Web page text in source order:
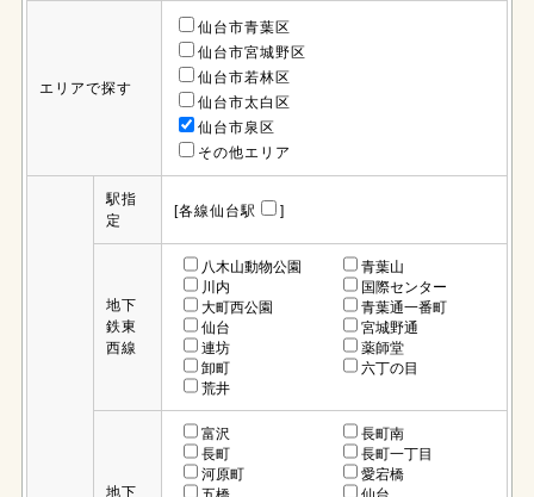
エリアで探す
仙台市青葉区
仙台市宮城野区
仙台市若林区
仙台市太白区
仙台市泉区
その他エリア
駅指
定
[各線仙台駅 ]
地下
鉄東
西線
八木山動物公園
青葉山
川内
国際センター
大町西公園
青葉通一番町
仙台
宮城野通
連坊
薬師堂
卸町
六丁の目
荒井
地下
富沢
長町南
長町
長町一丁目
河原町
愛宕橋